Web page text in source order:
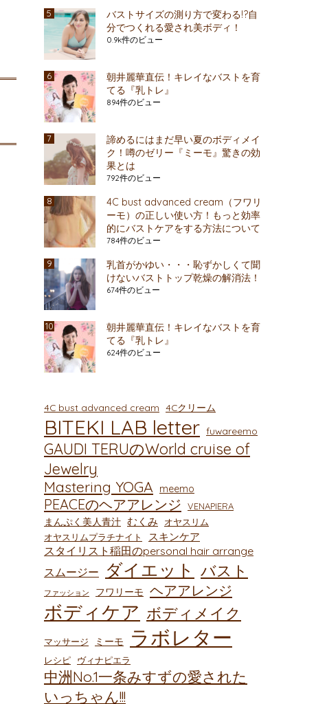
バストサイズの測り方で変わる!?自
分でつくれる愛され美ボディ！
0.9k件のビュー
朝井麗華直伝！キレイなバストを育
てる『乳トレ』
894件のビュー
諦めるにはまだ早い夏のボディメイ
ク！噂のゼリー『ミーモ』驚きの効
果とは
792件のビュー
4C bust advanced cream（フワリ
ーモ）の正しい使い方！もっと効率
的にバストケアをする方法について
784件のビュー
乳首がかゆい・・・恥ずかしくて聞
けないバストトップ乾燥の解消法！
674件のビュー
朝井麗華直伝！キレイなバストを育
てる『乳トレ』
624件のビュー
4C bust advanced cream 4Cクリーム
BITEKI LAB letter fuwareemo
GAUDI TERUのWorld cruise of
Jewelry
Mastering YOGA meemo
PEACEのヘアアレンジ VENAPIERA
まんぷく美人青汁 むくみ
オヤスリム
オヤスリムプラチナイト
スキンケア
スタイリスト稲田のpersonal hair arrange
スムージー
ダイエット バスト
ファッション フワリーモ ヘアアレンジ
ボディケア ボディメイク
マッサージ ミーモ ラボレター
レシピ ヴィナピエラ
中洲No.1一条みすずの愛された
いっちゃん!!!